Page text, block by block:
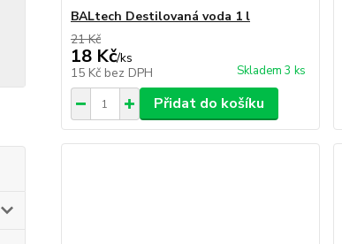
BALtech Destilovaná voda 1 l
21 Kč
18 Kč/ks
15 Kč bez DPH Skladem 3 ks
Přidat do košíku